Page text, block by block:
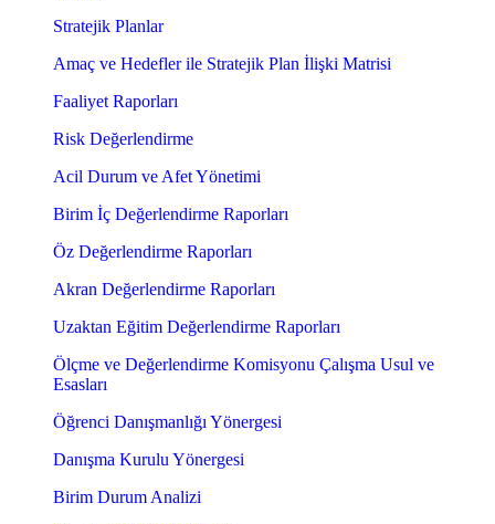
Stratejik Planlar
Amaç ve Hedefler ile Stratejik Plan İlişki Matrisi
Faaliyet Raporları
Risk Değerlendirme
Acil Durum ve Afet Yönetimi
Birim İç Değerlendirme Raporları
Öz Değerlendirme Raporları
Akran Değerlendirme Raporları
Uzaktan Eğitim Değerlendirme Raporları
Ölçme ve Değerlendirme Komisyonu Çalışma Usul ve
Esasları
Öğrenci Danışmanlığı Yönergesi
Danışma Kurulu Yönergesi
Birim Durum Analizi